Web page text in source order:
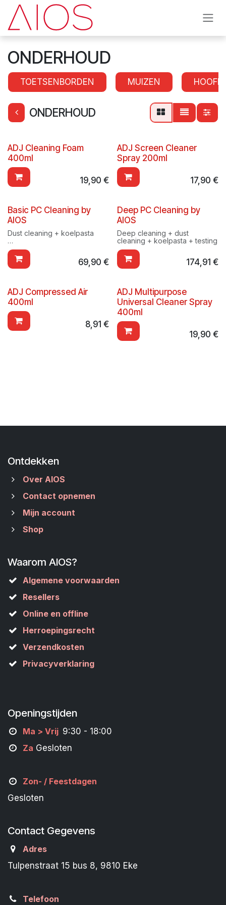
Overslaan naar inhoud
ONDERHOUD
TOETSENBORDEN MUIZEN
ONDERHOUD
ADJ Cleaning Foam
400ml
19,90 €
ADJ Screen Cleaner
Spray 200ml
17,90 €
Basic PC Cleaning by
AIOS
Dust cleaning + koelpasta
PC binnenbrengen bij AIOS in
Eke!
69,90 €
Deep PC Cleaning by
AIOS
Deep cleaning + dust
cleaning + koelpasta + testing
174,91 €
ADJ Compressed Air
400ml
8,91 €
ADJ Multipurpose
Universal Cleaner Spray
400ml
19,90 €
Ontdekken
Over AIOS
Contact opnemen
Mijn account
Shop
Waarom AIOS?
Algemene voorwaarden
Resellers
Online en offline
Herroepingsrecht
Verzendkosten
Privacyverklaring
Openingstijden
Ma > Vrij 9:30 - 18:00
Za Gesloten
Zon- / Feestdagen
Gesloten
Contact Gegevens
Adres
Tulpenstraat 15 bus 8, 9810 Eke
Telefoon